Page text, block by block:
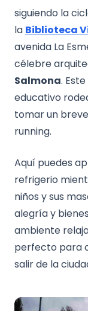
siguiendo la
la Biblioteca
avenida La
célebre
Salmona.
educativo
tomar un
running.
Aquí puedes
refrigerio
niños y sus
alegría y
ambiente
perfecto para
salir de la